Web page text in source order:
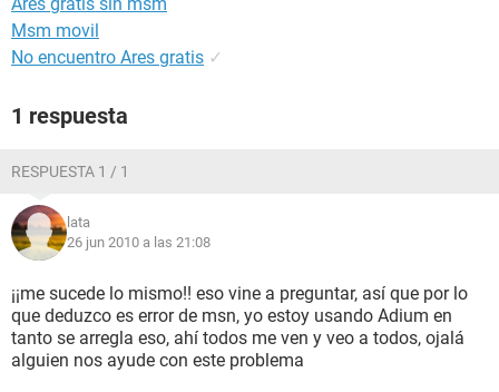
Msm movil
No encuentro Ares gratis ✓
1 respuesta
RESPUESTA 1 / 1
lata
26 jun 2010 a las 21:08
¡¡me sucede lo mismo!! eso vine a preguntar, así que por lo
que deduzco es error de msn, yo estoy usando Adium en
tanto se arregla eso, ahí todos me ven y veo a todos, ojalá
alguien nos ayude con este problema